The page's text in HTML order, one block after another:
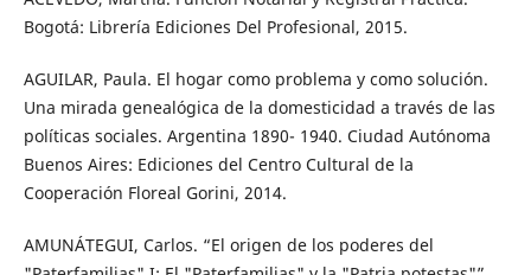
Bogotá: Librería Ediciones Del Profesional, 2015.
AGUILAR, Paula. El hogar como problema y como solución.
Una mirada genealógica de la domesticidad a través de las
políticas sociales. Argentina 1890- 1940. Ciudad Autónoma
Buenos Aires: Ediciones del Centro Cultural de la
Cooperación Floreal Gorini, 2014.
AMUNÁTEGUI, Carlos. “El origen de los poderes del